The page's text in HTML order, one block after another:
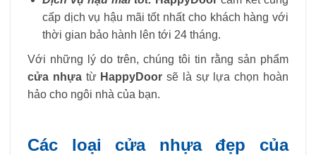
cấp dịch vụ hậu mãi tốt nhất cho khách hàng với
thời gian bảo hành lên tới 24 tháng.
Với những lý do trên, chúng tôi tin rằng sản phẩm
cửa nhựatừ HappyDoor sẽ là sự lựa chọn hoàn
hảo cho ngôi nhà của bạn.
Các loại cửa nhựa đẹp của